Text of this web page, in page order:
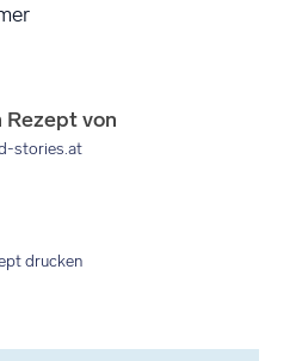
Rezept von
stories.at
drucken